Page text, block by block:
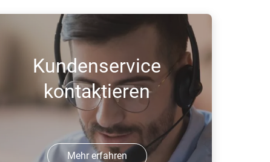
Kundenservice
kontaktieren
Mehr erfahren